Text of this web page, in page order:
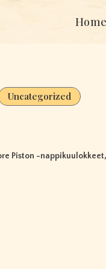
Home
Uncategorized
Piston -nappikuulokkeet